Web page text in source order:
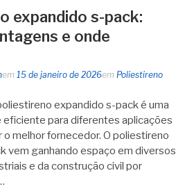
expandido s-pack:
e onde
em 15 de janeiro de 2026em Poliestireno
expandido s-pack é uma
eficiente para diferentes aplicações
o melhor fornecedor. O poliestireno
vem ganhando espaço em diversos
e da construção civil por